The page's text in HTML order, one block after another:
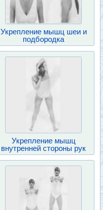
Укрепление мышц шеи и
подбородка
Укрепление мышц
внутренней стороны рук